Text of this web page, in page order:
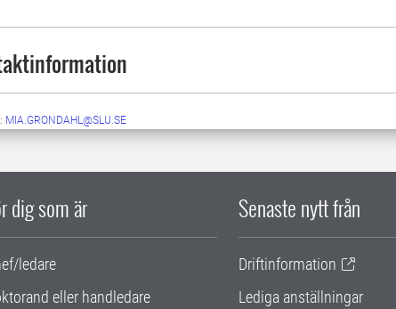
MIA.GRONDAHL@SLU.SE
dig som är
ledare
eller handledare
Senaste nytt från
Driftinformation
Lediga anställningar